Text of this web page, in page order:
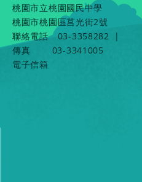
桃園市立桃園國民中學
桃園市桃園區莒光街2號
聯絡電話
03-3358282
|
傳真
03-3341005
電子信箱